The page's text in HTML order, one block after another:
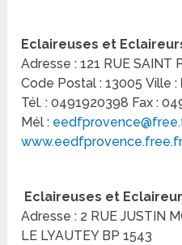
Eclaireuses et
Adresse : 121 RUE SAINT
Code Postal : 13005 Ville :
Tél. : 0491920398 Fax :
Mél :
Eclaireuses et
Adresse : 2 RUE JUSTIN
LE LYAUTEY BP 1543